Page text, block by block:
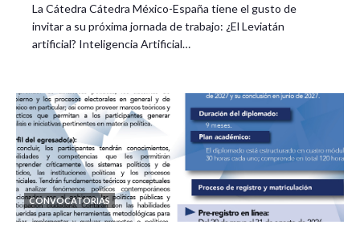
La Cátedra Cátedra México-España tiene el gusto de
invitar a su próxima jornada de trabajo: ¿El Leviatán
artificial? Inteligencia Artificial…
CONVOCATORIAS